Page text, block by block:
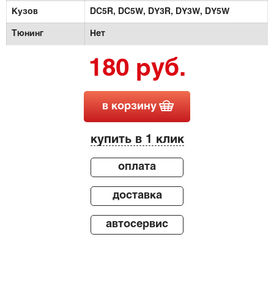
Кузов DC5R, DC5W, DY3R, DY3W, DY5W
Тюнинг Нет
180 руб.
в корзину
купить в 1 клик
оплата
доставка
автосервис